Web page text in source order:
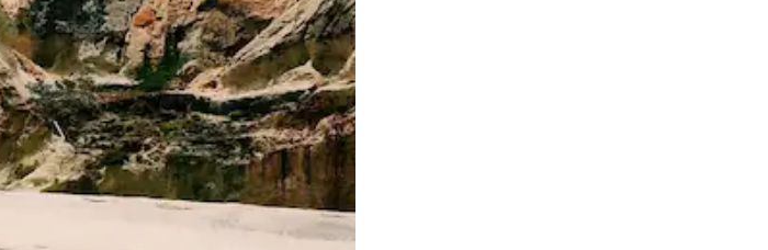
ಅಥವಾ ಸ್ವೈಪ್ ಗೆಸ್ಚರ್‌ಗಳ ಮೂಲಕ ಅನ್ವೇಷಿಸಿ.